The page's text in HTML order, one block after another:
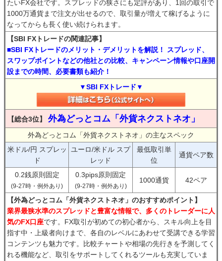
たいFX会社です。スプレッドの狭さにも定評があり、1回の取引で
1000万通貨まで注文が出せるので、取引量が増えて稼げるように
なってからも長く使い続けられます。
【SBI FXトレードの関連記事】
■SBI FXトレードのメリット・デメリットを解説！ スプレッド、
スワップポイントなどの他社との比較、キャンペーン情報や口座開
設までの時間、必要書類も紹介！
▼SBI FXトレード▼
【総合3位】 外為どっとコム「外貨ネクストネオ」
外為どっとコム「外貨ネクストネオ」の主なスペック
米ドル/円 スプレッ
ド
ユーロ/米ドル スプ
レッド
最低取引単
位
通貨ペア数
0.2銭原則固定
(9-27時・例外あり)
0.3pips原則固定
(9-27時・例外あり)
1000通貨 42ペア
【外為どっとコム「外貨ネクストネオ」のおすすめポイント】
業界最狭水準のスプレッドと豊富な情報で、多くのトレーダーに人
気のFX口座です。FX取引が初めての初心者から、スキル向上を目
指す中・上級者向けまで、各自のレベルにあわせて受講できる学習
コンテンツも魅力です。比較チャートや相場の先行きを予測してく
れる機能など、取引をサポートしてくれるツールも充実していま